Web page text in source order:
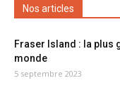
Nos articles
Fraser Island : la plus
monde
5 septembre 2023